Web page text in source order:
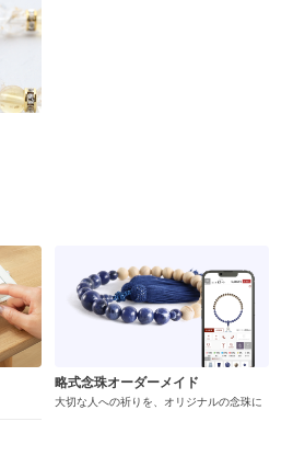
略式念珠オーダーメイド
大切な人への祈りを、オリジナルの念珠に